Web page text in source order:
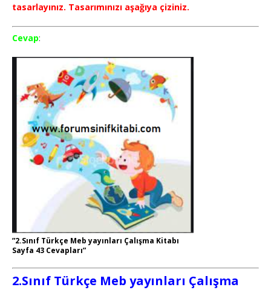
tasarlayınız. Tasarımınızı aşağıya çiziniz.
Cevap:
”2.Sınıf Türkçe Meb yayınları Çalışma Kitabı
Sayfa 43 Cevapları”
2.Sınıf Türkçe Meb yayınları Çalışma